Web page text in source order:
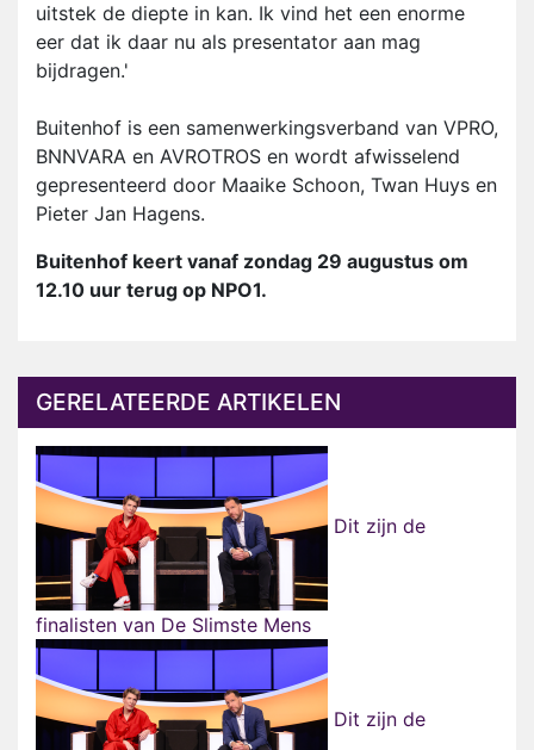
uitstek de diepte in kan. Ik vind het een enorme
eer dat ik daar nu als presentator aan mag
bijdragen.'
Buitenhof is een samenwerkingsverband van VPRO,
BNNVARA en AVROTROS en wordt afwisselend
gepresenteerd door Maaike Schoon, Twan Huys en
Pieter Jan Hagens.
Buitenhof keert vanaf zondag 29 augustus om
12.10 uur terug op NPO1.
GERELATEERDE ARTIKELEN
Dit zijn de
finalisten van De Slimste Mens
Dit zijn de